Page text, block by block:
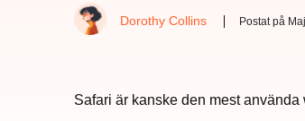
Dorothy Collins Postat på
Safari är kanske den mest